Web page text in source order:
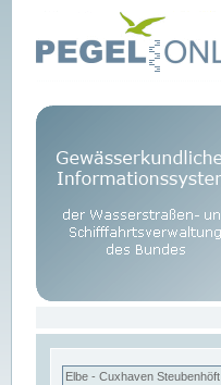
Elbe - Cuxhaven Steubenhöft